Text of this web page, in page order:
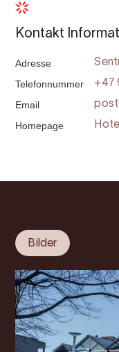
Kontakt
Adresse
Telefonnummer +47
Email
Homepage
Bilder